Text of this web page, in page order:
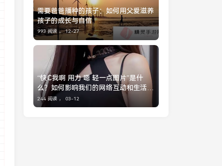
需要爸爸播种的孩子：如何用父爱滋养
孩子的成长与自信
993 阅读 ， 12-27
“快C我啊 用力 嗯 轻一点图片”是什
么？如何影响我们的网络互动和生活方
式？
244 阅读 ， 03-12